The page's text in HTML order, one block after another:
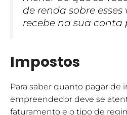
de renda sobre
recebe na sua conta
Impostos
Para saber quanto pagar de
empreendedor deve se
faturamento e o tipo de